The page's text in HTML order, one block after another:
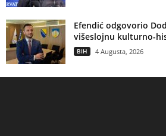
Efendić odgovorio
višeslojnu kulturno-
BIH 4 Augusta, 2026